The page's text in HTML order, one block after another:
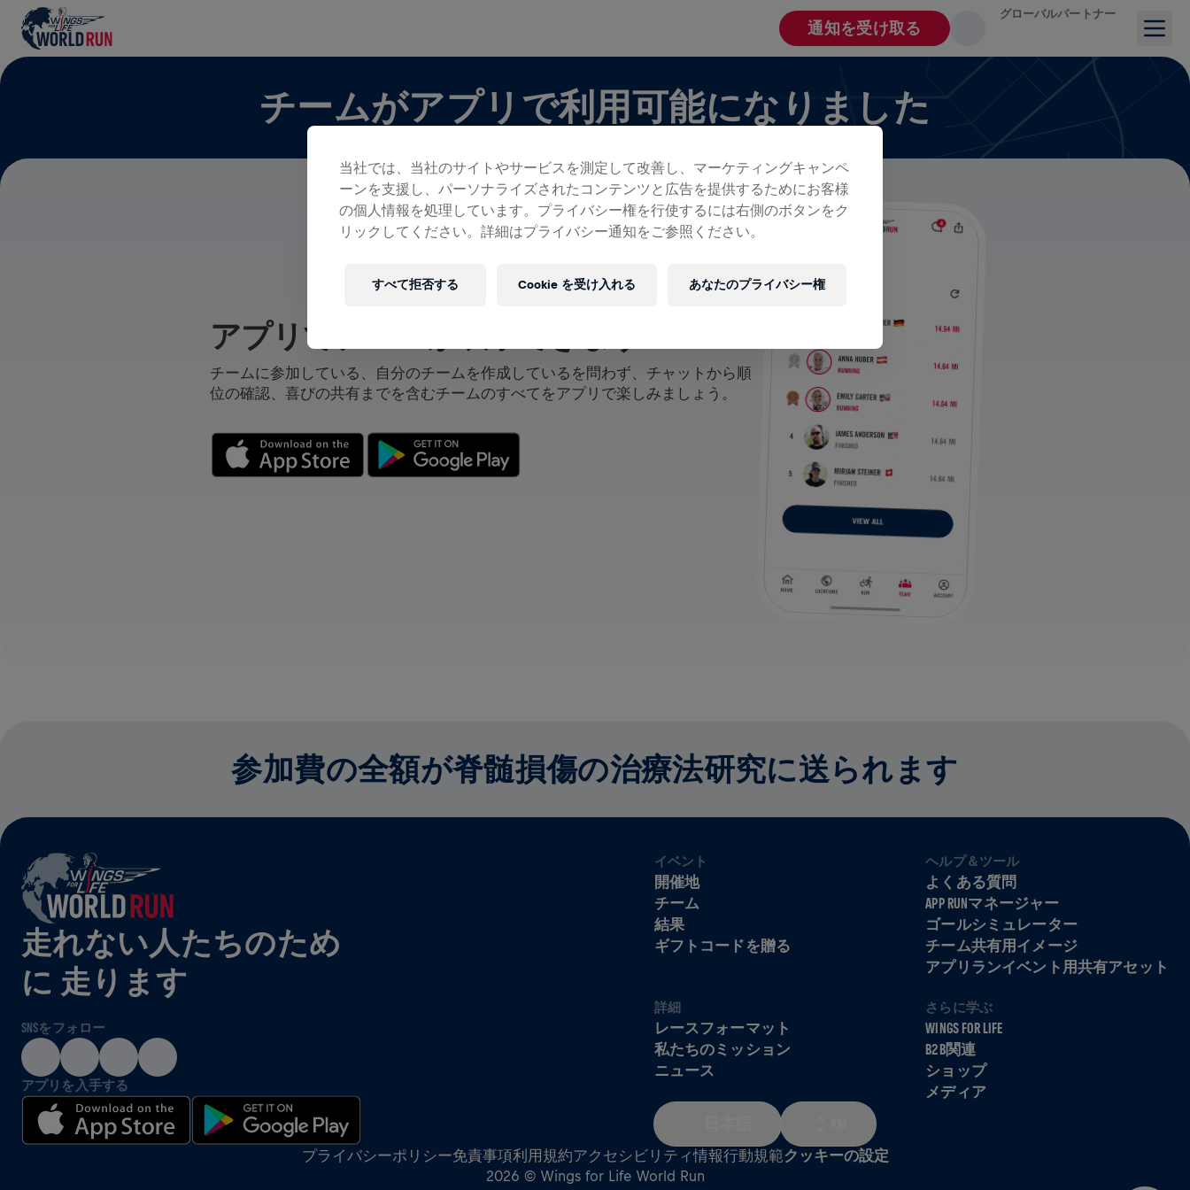
通知を受け取る
グローバルパートナー
チームがアプリで利用可能になりました
アプリでチームが表示できます！
チームに参加している、自分のチームを作成しているを問わず、チャットから順
位の確認、喜びの共有までを含むチームのすべてをアプリで楽しみましょう。
参加費の全額が脊髄損傷の治療法研究に送られます
走れない人たちのため
に 走ります
SNSをフォロー
アプリを入手する
イベント
開催地
チーム
結果
ギフトコードを贈る
ヘルプ＆ツール
よくある質問
APP RUNマネージャー
ゴールシミュレーター
チーム共有用イメージ
アプリランイベント用共有アセット
詳細
レースフォーマット
私たちのミッション
ニュース
さらに学ぶ
WINGS FOR LIFE
B2B関連
ショップ
メディア
プライバシーポリシー免責事項利用規約アクセシビリティ情報行動規範クッキーの設定
2026 © Wings for Life World Run
当社では、当社のサイトやサービスを測定して改善し、マーケティングキャンペ
ーンを支援し、パーソナライズされたコンテンツと広告を提供するためにお客様
の個人情報を処理しています。プライバシー権を行使するには右側のボタンをク
リックしてください。詳細はプライバシー通知をご参照ください。
あなたのプライバシー権
すべて拒否する Cookie を受け入れる